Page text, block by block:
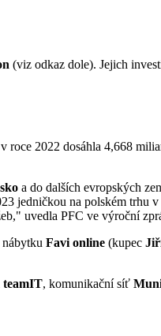
(viz odkaz dole). Jejich
roce 2022 dosáhla 4,668
a do dalších evropských
jedničkou na polském trhu
uvedla PFC ve výroční
nábytku Favi online (kupec
teamIT, komunikační síť